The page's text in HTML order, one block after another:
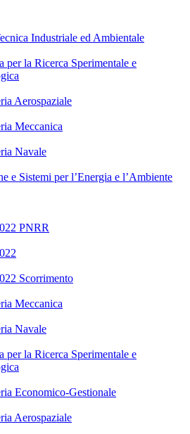
Industriale ed Ambientale
per la Ricerca Sperimentale e
Aerospaziale
Meccanica
Navale
e Sistemi per l’Energia e l’Ambiente
PNRR
Scorrimento
Meccanica
Navale
per la Ricerca Sperimentale e
Economico-Gestionale
Aerospaziale